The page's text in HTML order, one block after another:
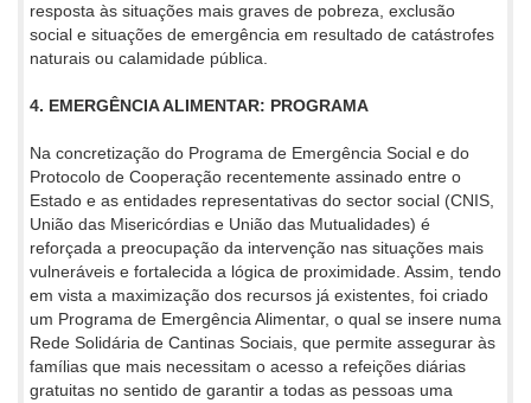
resposta às situações mais graves de pobreza, exclusão
social e situações de emergência em resultado de catástrofes
naturais ou calamidade pública.
4. EMERGÊNCIA ALIMENTAR: PROGRAMA
Na concretização do Programa de Emergência Social e do
Protocolo de Cooperação recentemente assinado entre o
Estado e as entidades representativas do sector social (CNIS,
União das Misericórdias e União das Mutualidades) é
reforçada a preocupação da intervenção nas situações mais
vulneráveis e fortalecida a lógica de proximidade. Assim, tendo
em vista a maximização dos recursos já existentes, foi criado
um Programa de Emergência Alimentar, o qual se insere numa
Rede Solidária de Cantinas Sociais, que permite assegurar às
famílias que mais necessitam o acesso a refeições diárias
gratuitas no sentido de garantir a todas as pessoas uma